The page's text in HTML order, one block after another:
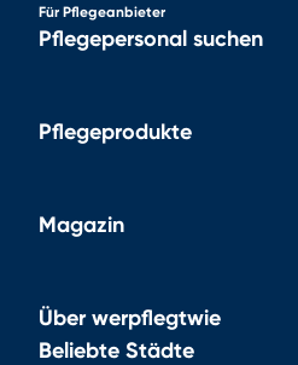
Für Pflegeanbieter
Pflegepersonal suchen
Pflegeprodukte
Magazin
Über werpflegtwie
Beliebte Städte